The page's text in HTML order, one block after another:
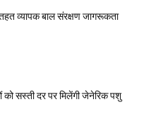
व्यापक बाल संरक्षण जागरूकता
को सस्ती दर पर मिलेंगी जेनेरिक पशु